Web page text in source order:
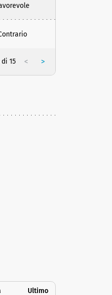
di 15 < >
Ultimo